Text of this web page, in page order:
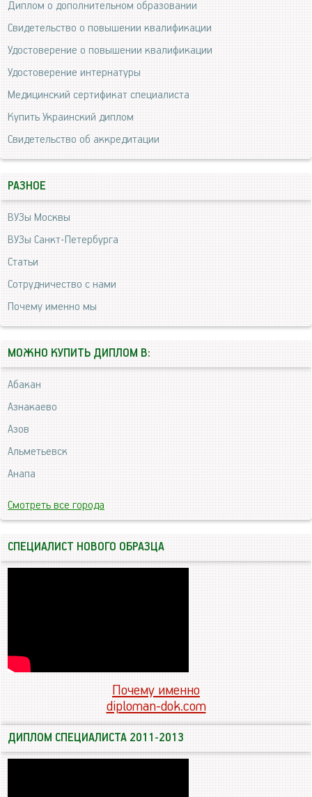
Диплом о дополнительном образовании
Свидетельство о повышении квалификации
Удостоверение о повышении квалификации
Удостоверение интернатуры
Медицинский сертификат специалиста
Купить Украинский диплом
Свидетельство об аккредитации
РАЗНОЕ
ВУЗы Москвы
ВУЗы Санкт-Петербурга
Статьи
Сотрудничество с нами
Почему именно мы
МОЖНО КУПИТЬ ДИПЛОМ В:
Абакан
Азнакаево
Азов
Альметьевск
Анапа
Смотреть все города
СПЕЦИАЛИСТ НОВОГО ОБРАЗЦА
Почему именно
diploman-dok.com
ДИПЛОМ СПЕЦИАЛИСТА 2011-2013